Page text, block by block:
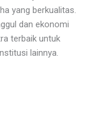
yang berkualitas.
dan ekonomi
terbaik untuk
lainnya.